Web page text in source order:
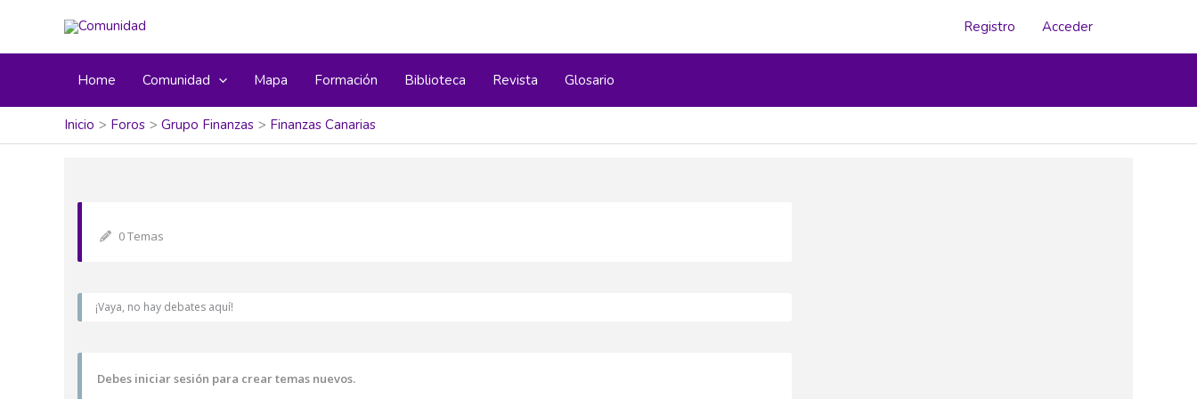
Registro Acceder
Home Comunidad Mapa Formación Biblioteca Revista Glosario
Inicio Foros Grupo Finanzas Finanzas Canarias
0 Temas
¡Vaya, no hay debates aquí!
Debes iniciar sesión para crear temas nuevos.